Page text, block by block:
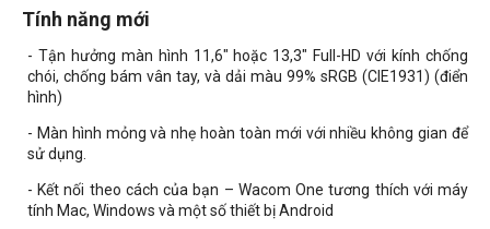
Tính năng mới
- Tận hưởng màn hình 11,6" hoặc 13,3" Full-HD với kính chống
chói, chống bám vân tay, và dải màu 99% sRGB (CIE1931) (điển
hình)
- Màn hình mỏng và nhẹ hoàn toàn mới với nhiều không gian để
sử dụng.
- Kết nối theo cách của bạn – Wacom One tương thích với máy
tính Mac, Windows và một số thiết bị Android